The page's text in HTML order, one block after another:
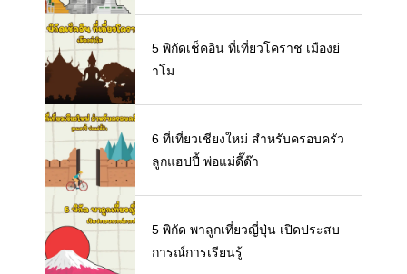
5 พิกัดเช็คอิน ที่เที่ยวโคราช เมืองย่
าโม
6 ที่เที่ยวเชียงใหม่ สำหรับครอบครัว
ลูกแฮปปี้ พ่อแม่ดี๊ด๊า
5 พิกัด พาลูกเที่ยวญี่ปุ่น เปิดประสบ
การณ์การเรียนรู้